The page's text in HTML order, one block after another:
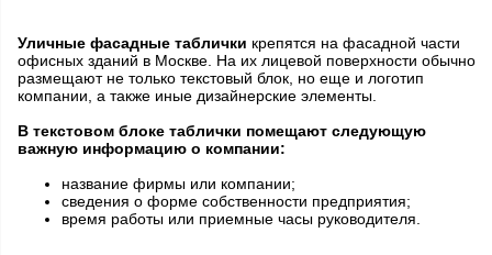
Уличные фасадные таблички крепятся на фасадной части
офисных зданий в Москве. На их лицевой поверхности обычно
размещают не только текстовый блок, но еще и логотип
компании, а также иные дизайнерские элементы.
В текстовом блоке таблички помещают следующую
важную информацию о компании:
название фирмы или компании;
сведения о форме собственности предприятия;
время работы или приемные часы руководителя.